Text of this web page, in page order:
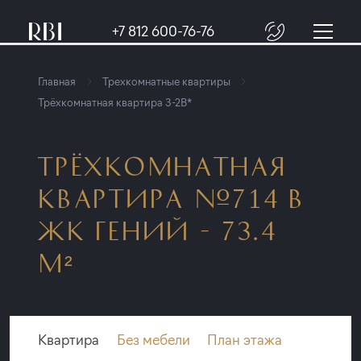
+7 812 600-76-76
Главная
Трехкомнатные квартиры
Трёхкомнатная квартира 3-2B*
ТРЁХКОМНАТНАЯ
КВАРТИРА №714 В
ЖК ГЕНИЙ - 73.4
М²
Квартира Без мебели План этажа